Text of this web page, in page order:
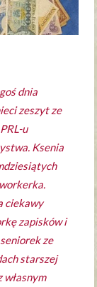
dnia
zeszyt ze
u
Ksenia
ciekawy
zapisków i
ze
starszej
własnym